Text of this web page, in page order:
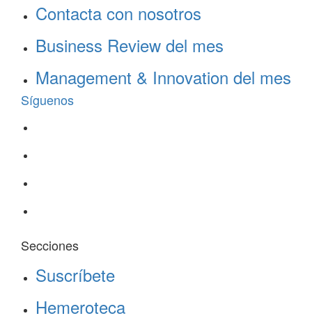
Contacta con nosotros
Business Review del mes
Management & Innovation del mes
Síguenos
Secciones
Suscríbete
Hemeroteca